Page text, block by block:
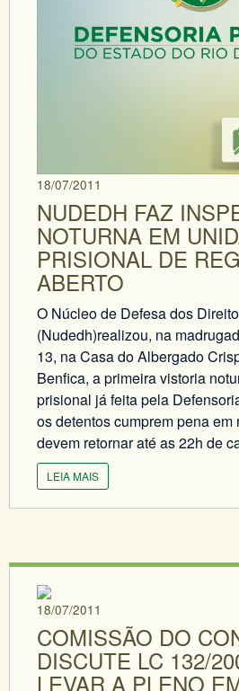
18/07/2011
NUDEDH FAZ
NOTURNA EM
PRISIONAL DE
ABERTO
O Núcleo de Defesa dos
(Nudedh)realizou, na
13, na Casa do Albergado
Benfica, a primeira vistoria
prisional já feita pela
os detentos cumprem pena em
devem retornar até as 22h de
LEIA MAIS
18/07/2011
COMISSÃO DO
DISCUTE LC 132/
LEVAR A PLENO